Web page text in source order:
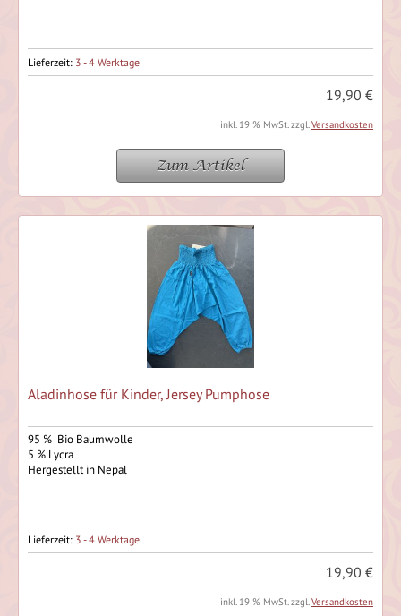
Lieferzeit: 3 - 4 Werktage
19,90 €
inkl. 19 % MwSt. zzgl.Versandkosten
Zum Artikel
Aladinhose für Kinder, Jersey Pumphose
95 % Bio Baumwolle
5 % Lycra
Hergestellt in Nepal
Lieferzeit: 3 - 4 Werktage
19,90 €
inkl. 19 % MwSt. zzgl.Versandkosten